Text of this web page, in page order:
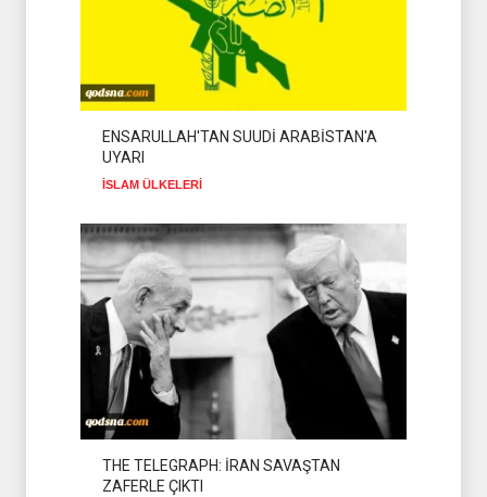
ENSARULLAH'TAN SUUDİ ARABİSTAN'A
UYARI
İSLAM ÜLKELERİ
THE TELEGRAPH: İRAN SAVAŞTAN
ZAFERLE ÇIKTI